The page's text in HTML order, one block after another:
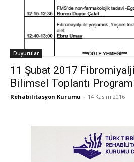
Duyurular
11 Şubat 2017
Bilimsel Toplantı
Rehabilitasyon Kurumu - 14 Kasım 2016